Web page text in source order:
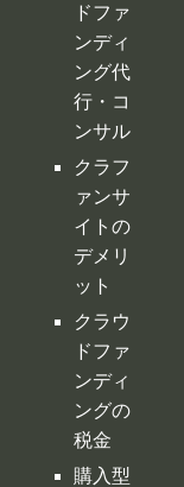
ドファ
ンディ
ング代
行・コ
ンサル
クラフ
ァンサ
イトの
デメリ
ット
クラウ
ドファ
ンディ
ングの
税金
購入型